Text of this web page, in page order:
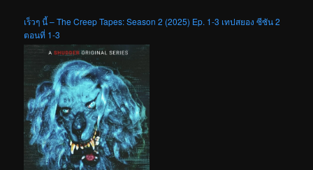
เร็วๆ นี้ – The Creep Tapes: Season 2 (2025) Ep. 1-3 เทปสยอง ซีซัน 2
ตอนที่ 1-3